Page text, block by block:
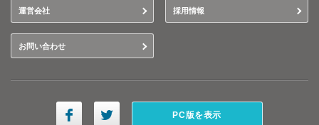
運営会社 採用情報
お問い合わせ
PC版を表示